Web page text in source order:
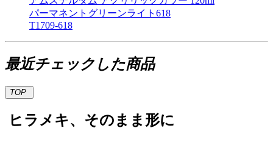
パーマネントグリーンライト618
T1709-618
最近チェックした商品
TOP
ヒラメキ、そのまま形に